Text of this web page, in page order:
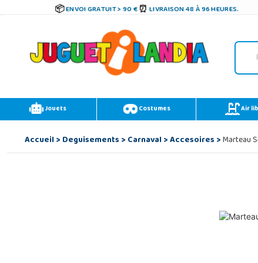
ENVOI GRATUIT > 90 € LIVRAISON 48 À 96 HEURES.
Jouets Costumes Air
Accueil>Deguisements>Carnaval>Accesoires>Marteau